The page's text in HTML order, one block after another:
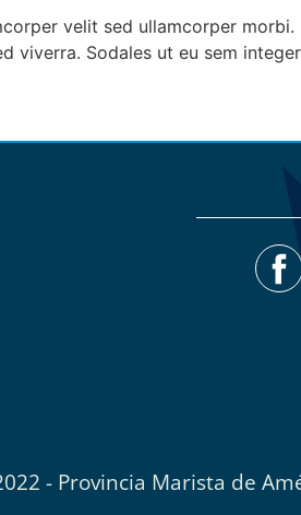
velit sed ullamcorper morbi.
viverra. Sodales ut eu sem
- Provincia Marista de